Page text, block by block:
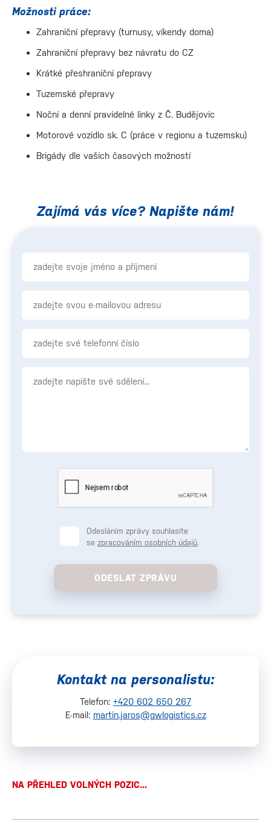
Možnosti práce:
Zahraniční přepravy (turnusy, víkendy doma)
Zahraniční přepravy bez návratu do CZ
Krátké přeshraniční přepravy
Tuzemské přepravy
Noční a denní pravidelné linky z Č. Budějovic
Motorové vozidlo sk. C (práce v regionu a tuzemsku)
Brigády dle vašich časových možností
Zajímá vás více? Napište nám!
Odesláním zprávy souhlasíte
se zpracováním osobních údajů.
ODESLAT ZPRÁVU
Kontakt na personalistu:
Telefon: +420 602 650 267
E-mail: martin.jaros@gwlogistics.cz
NA PŘEHLED VOLNÝCH POZIC...